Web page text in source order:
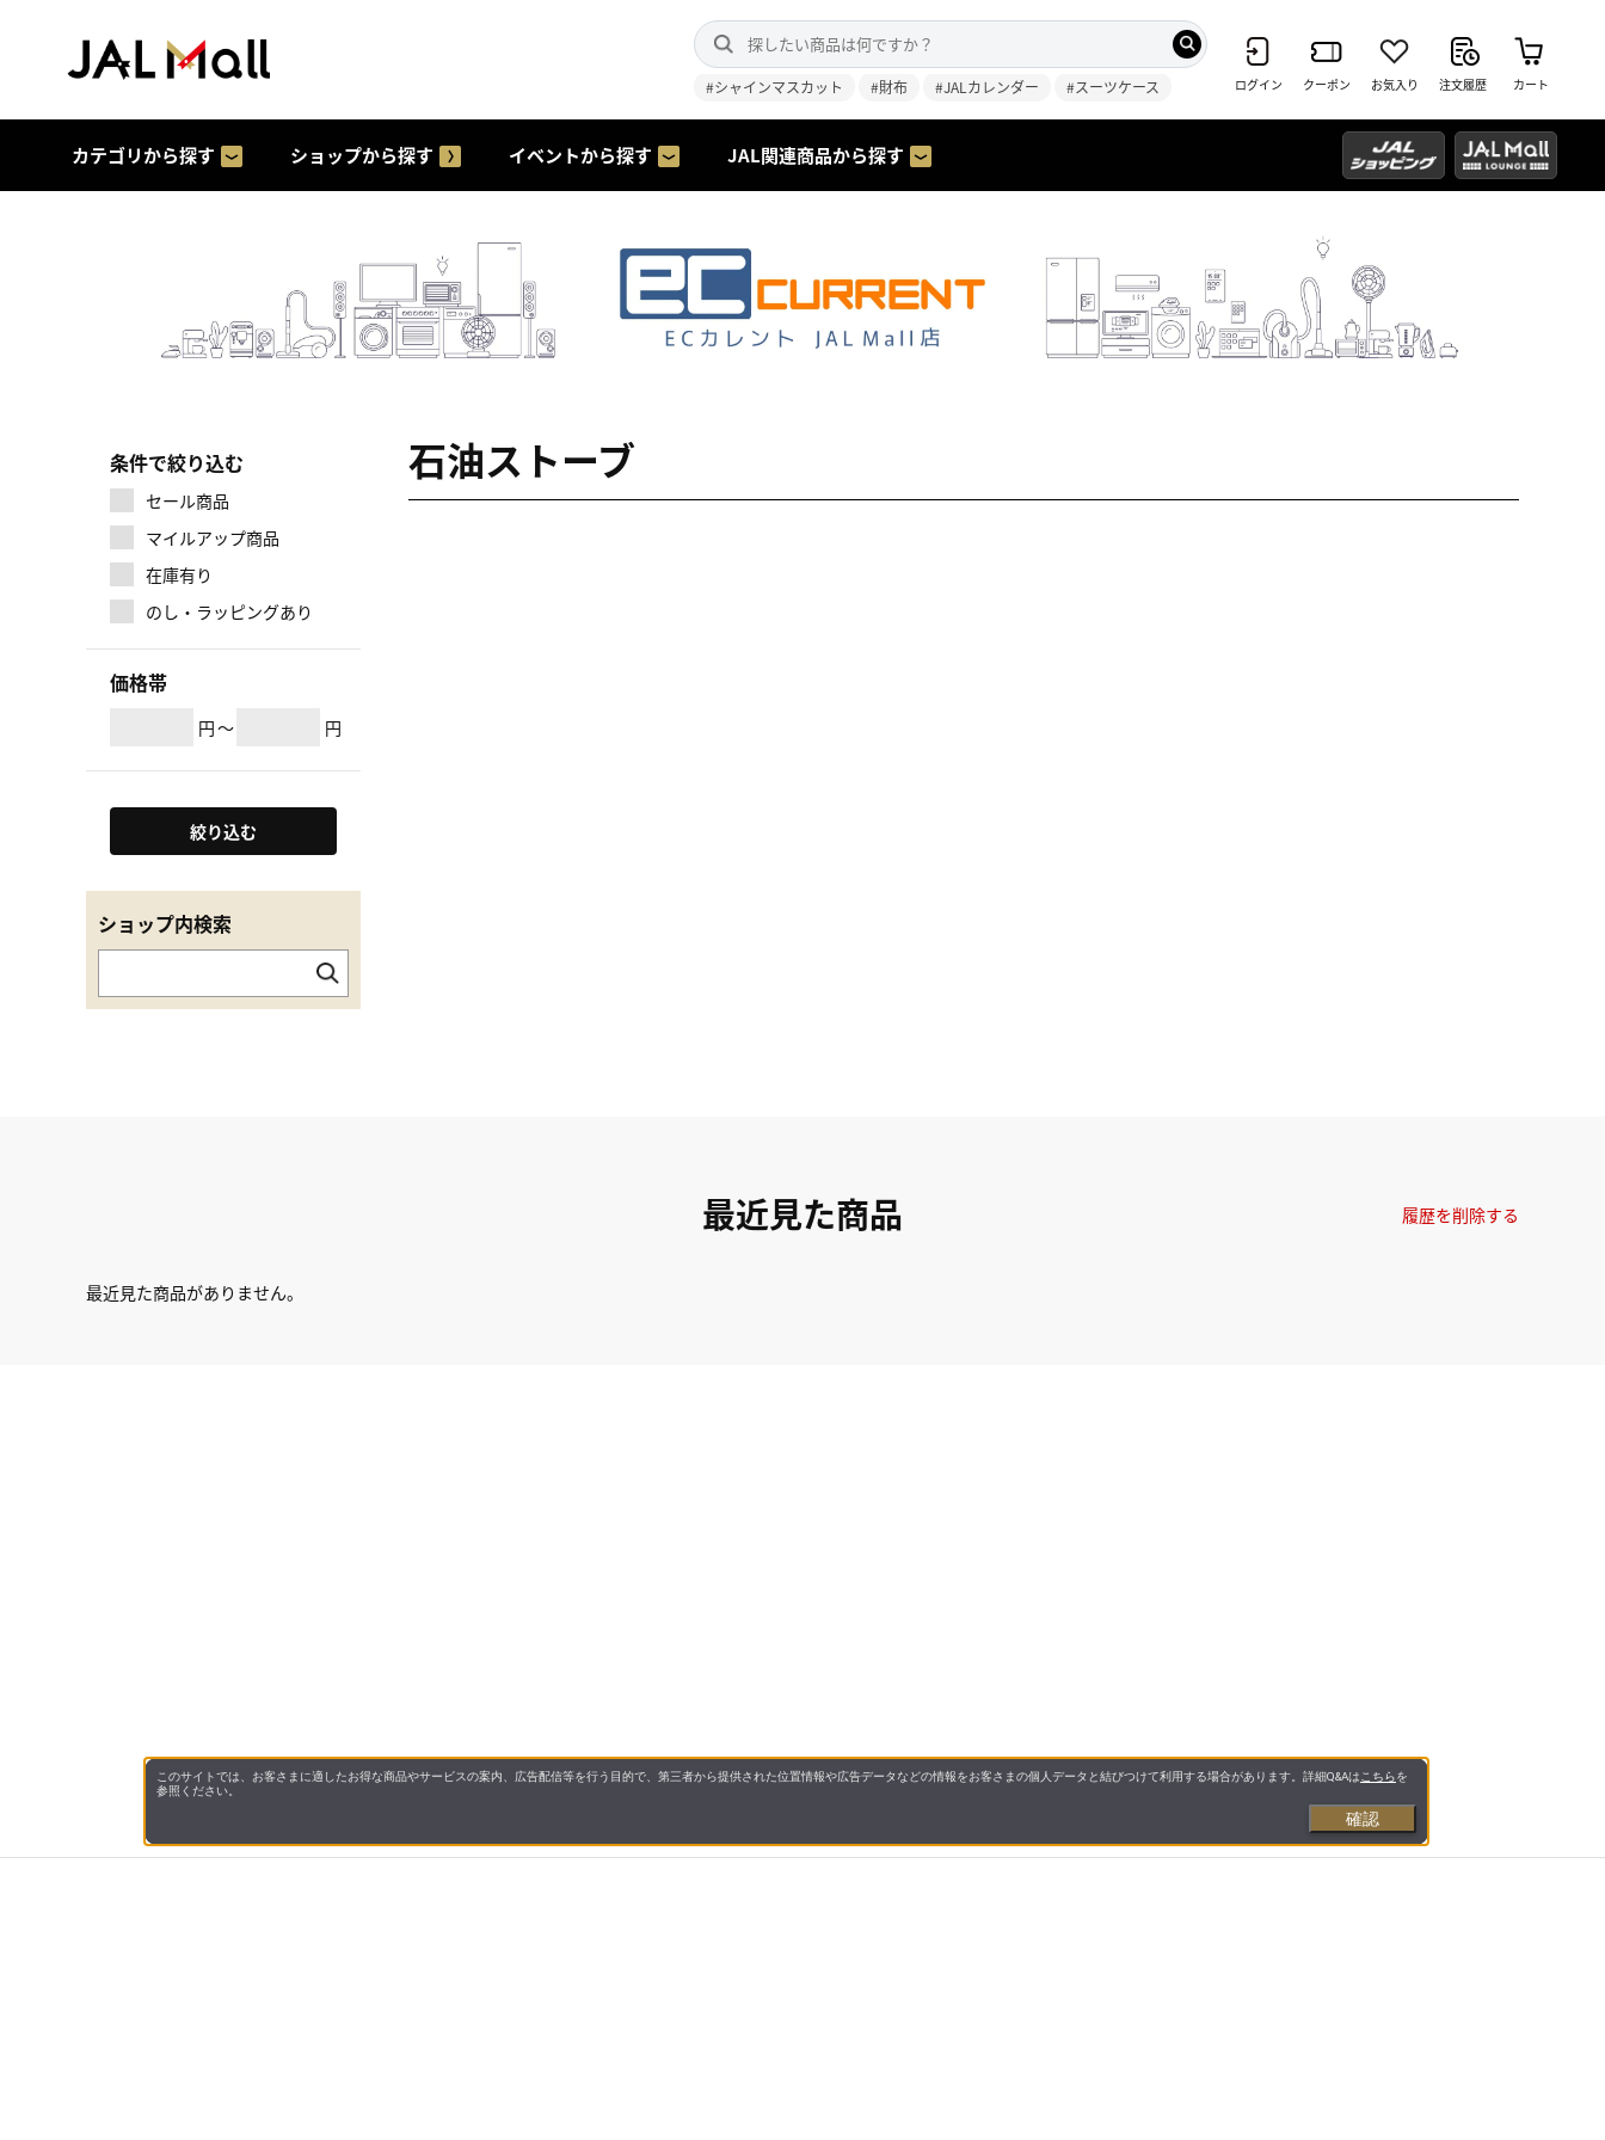
#シャインマスカット #財布 #JALカレンダー #スーツケース ログイン クーポン お気入り 注文履歴 カート
カテゴリから探す ショップから探す イベントから探す JAL関連商品から探す
マイルアップ商品
条件で絞り込む
セール商品
在庫有り
のし・ラッピングあり
価格帯
円～ 円
絞り込む
ショップ内検索
石油ストーブ
最近見た商品
最近見た商品がありません。
履歴を削除する
このサイトでは、お客さまに適したお得な商品やサービスの案内、広告配信等を行う目的で、第三者から提供された位置情報や広告データなどの情報をお客さまの個人データと結びつけて利用する場合があります。詳細Q&Aは こちらを
参照ください。
確認